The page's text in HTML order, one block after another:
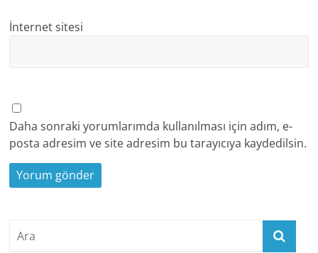
İnternet sitesi
Daha sonraki yorumlarımda kullanılması için adım, e-
posta adresim ve site adresim bu tarayıcıya kaydedilsin.